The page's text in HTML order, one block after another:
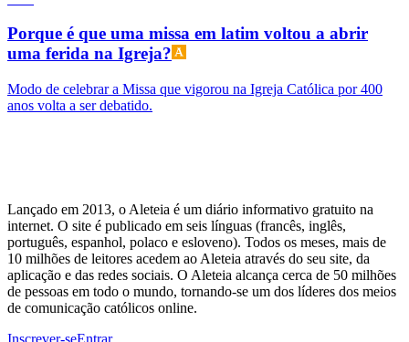
Porque é que uma missa em latim voltou a abrir
uma ferida na Igreja?
Modo de celebrar a Missa que vigorou na Igreja Católica por 400
anos volta a ser debatido.
Lançado em 2013, o Aleteia é um diário informativo gratuito na
internet. O site é publicado em seis línguas (francês, inglês,
português, espanhol, polaco e esloveno). Todos os meses, mais de
10 milhões de leitores acedem ao Aleteia através do seu site, da
aplicação e das redes sociais. O Aleteia alcança cerca de 50 milhões
de pessoas em todo o mundo, tornando-se um dos líderes dos meios
de comunicação católicos online.